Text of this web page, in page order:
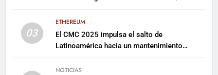
03
ETHEREUM
El CMC 2025 impulsa el salto de
Latinoamérica hacia un mantenimiento
NOTICIAS